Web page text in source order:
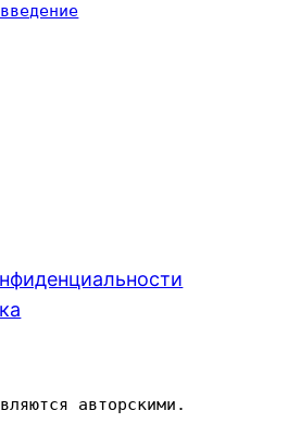
авторскими.